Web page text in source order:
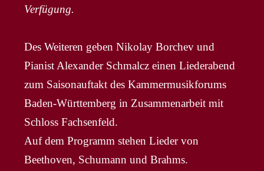
Verfügung.
Des Weiteren geben Nikolay Borchev und
Pianist Alexander Schmalcz einen Liederabend
zum Saisonauftakt des Kammermusikforums
Baden-Württemberg in Zusammenarbeit mit
Schloss Fachsenfeld.
Auf dem Programm stehen Lieder von
Beethoven, Schumann und Brahms.